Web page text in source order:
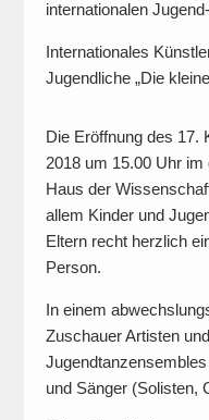
internationalen
Internationales
Jugendliche „Die
Die Eröffnung des 17.
2018 um 15.00 Uhr
Haus der
allem Kinder und
Eltern recht herzlich
Person.
In einem
Zuschauer Artisten
und Sänger (Solisten,